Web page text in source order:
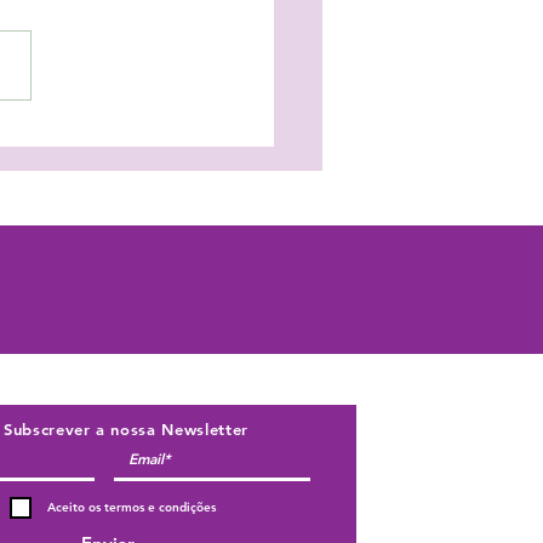
as crianças em
trava o seu
Subscrever a nossa Newsletter
Aceito os termos e condições